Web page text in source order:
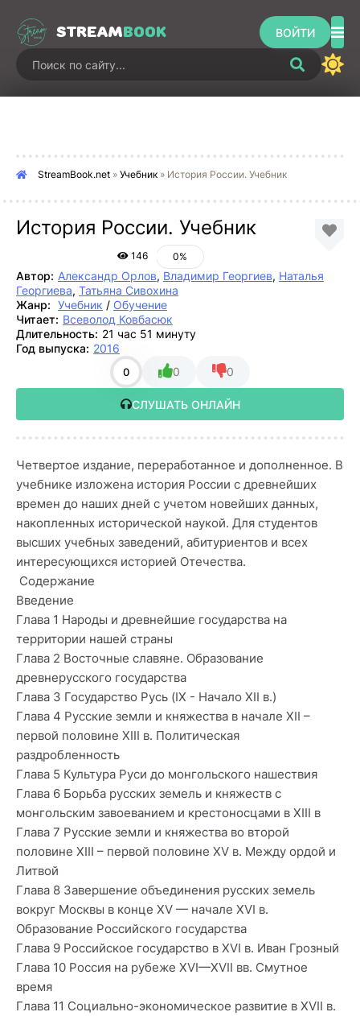
STREAMBOOK ВОЙТИ
StreamBook.net » Учебник » История России. Учебник
История России. Учебник
146 0%
Автор: Александр Орлов, Владимир Георгиев, Наталья
Георгиева, Татьяна Сивохина
Жанр: Учебник / Обучение
Читает: Всеволод Ковбасюк
Длительность: 21 час 51 минуту
Год выпуска: 2016
0 0 0
СЛУШАТЬ ОНЛАЙН
Четвертое издание, переработанное и дополненное. В
учебнике изложена история России с древнейших
времен до наших дней с учетом новейших данных,
накопленных исторической наукой. Для студентов
высших учебных заведений, абитуриентов и всех
интересующихся историей Отечества.
Содержание
Введение
Глава 1 Народы и древнейшие государства на
территории нашей страны
Глава 2 Восточные славяне. Образование
древнерусского государства
Глава 3 Государство Русь (IX - Начало XII в.)
Глава 4 Русские земли и княжества в начале XII –
первой половине XIII в. Политическая
раздробленность
Глава 5 Культура Руси до монгольского нашествия
Глава 6 Борьба русских земель и княжеств с
монгольским завоеванием и крестоносцами в XIII в
Глава 7 Русские земли и княжества во второй
половине XIII – первой половине XV в. Между ордой и
Литвой
Глава 8 Завершение объединения русских земель
вокруг Москвы в конце XV — начале XVI в.
Образование Российского государства
Глава 9 Российское государство в XVI в. Иван Грозный
Глава 10 Россия на рубеже XVI—XVII вв. Смутное
время
Глава 11 Социально-экономическое развитие в XVII в.